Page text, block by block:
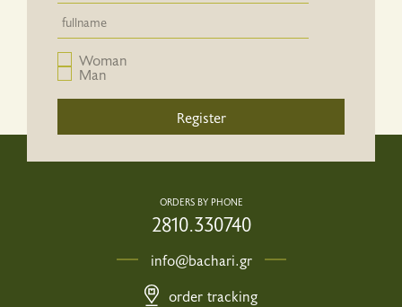
Newsletter email input field
Woman
Man
Register
ORDERS BY PHONE
2810.330740
info@bachari.gr
order tracking